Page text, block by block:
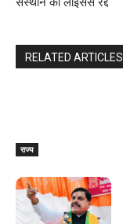
RELATED ARTICLES
राज्य